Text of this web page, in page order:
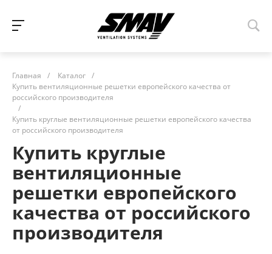
Главная / Каталог /
Купить вентиляционные решетки европейского качества от
российского производителя
/
Купить круглые вентиляционные решетки европейского качества
от российского производителя
Купить круглые
вентиляционные
решетки европейского
качества от российского
производителя